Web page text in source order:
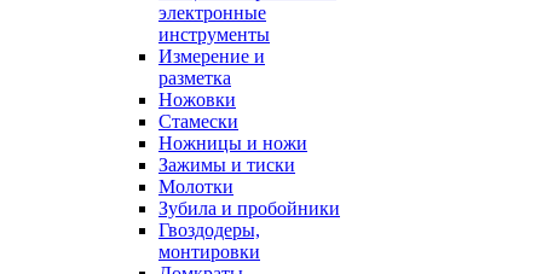
электронные
инструменты
Измерение и
разметка
Ножовки
Стамески
Ножницы и ножи
Зажимы и тиски
Молотки
Зубила и пробойники
Гвоздодеры,
монтировки